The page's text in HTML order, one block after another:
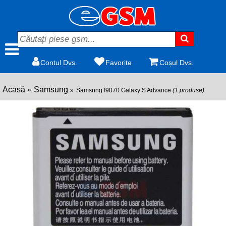
Contul Dvs. Favorite Coșul Dvs.
Acasă Samsung Samsung I9070 Galaxy S Advance (1 produse)